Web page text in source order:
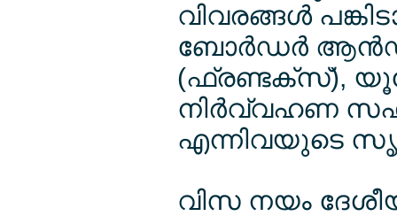
വിവരങ്ങള്‍
ബോര്‍ഡര്‍
(ഫ്രണ്ടക്സ്),
നിര്‍വ്വഹണ
എന്നിവയുടെ
വിസ നയം